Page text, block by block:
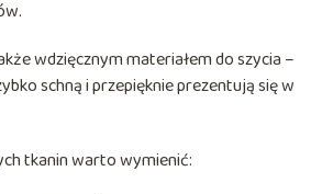
wdzięcznym materiałem do szycia –
schną i przepięknie prezentują się w
tkanin warto wymienić: